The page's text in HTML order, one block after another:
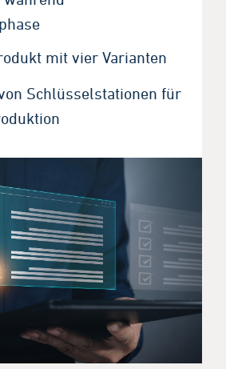
mit vier Varianten
Schlüsselstationen für